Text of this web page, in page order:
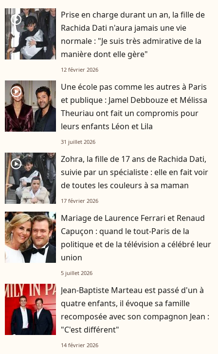
player2
Prise en charge durant un an, la fille de
Rachida Dati n'aura jamais une vie
normale : "Je suis très admirative de la
manière dont elle gère"
12 février 2026
player2
Une école pas comme les autres à Paris
et publique : Jamel Debbouze et Mélissa
Theuriau ont fait un compromis pour
leurs enfants Léon et Lila
31 juillet 2026
player2
Zohra, la fille de 17 ans de Rachida Dati,
suivie par un spécialiste : elle en fait voir
de toutes les couleurs à sa maman
17 février 2026
Mariage de Laurence Ferrari et Renaud
Capuçon : quand le tout-Paris de la
politique et de la télévision a célébré leur
union
5 juillet 2026
Jean-Baptiste Marteau est passé d'un à
quatre enfants, il évoque sa famille
recomposée avec son compagnon Jean :
"C'est différent"
14 février 2026